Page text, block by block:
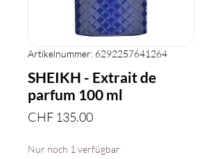
Artikelnummer: 6292257641264
SHEIKH - Extrait de
parfum 100 ml
CHF 135.00Preis
Nur noch 1 verfügbar